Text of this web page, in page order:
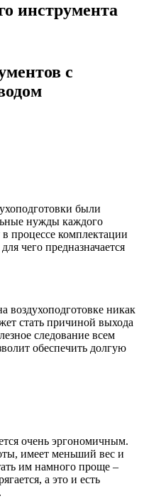
инструмента
с
были
нужды каждого
процессе комплектации
чего предназначается
воздухоподготовке никак
стать причиной выхода
следование всем
обеспечить долгую
очень эргономичным.
имеет меньший вес и
им намного проще –
а это и есть